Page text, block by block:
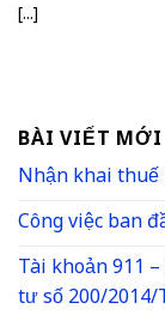
[...]
BÀI VIẾT MỚI
Nhận khai
Công việc ban
Tài khoản 911
tư số 200/2014/